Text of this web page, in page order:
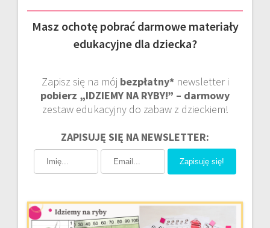
Masz ochotę pobrać darmowe materiały
edukacyjne dla dziecka?
Zapisz się na mój bezpłatny*newsletter i
pobierz „IDZIEMY NA RYBY!” – darmowy
zestaw edukacyjny do zabaw z dzieckiem!
ZAPISUJĘ SIĘ NA NEWSLETTER:
Zapisuję się!